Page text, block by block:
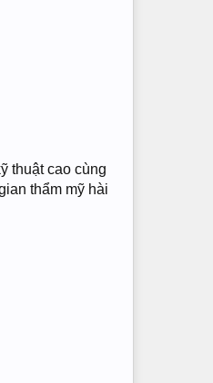
thuật cao cùng
thẩm mỹ hài